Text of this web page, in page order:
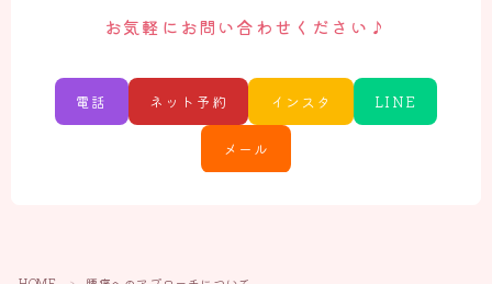
お気軽にお問い合わせください♪
電話 ネット予約 インスタ LINE
メール